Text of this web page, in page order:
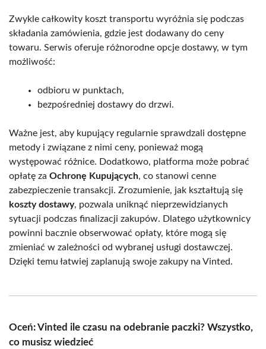
Zwykle całkowity koszt transportu wyróżnia się podczas
składania zamówienia, gdzie jest dodawany do ceny
towaru. Serwis oferuje różnorodne opcje dostawy, w tym
możliwość:
odbioru w punktach,
bezpośredniej dostawy do drzwi.
Ważne jest, aby kupujący regularnie sprawdzali dostępne
metody i związane z nimi ceny, ponieważ mogą
występować różnice. Dodatkowo, platforma może pobrać
opłatę za Ochronę Kupujących, co stanowi cenne
zabezpieczenie transakcji. Zrozumienie, jak kształtują się
koszty dostawy, pozwala uniknąć nieprzewidzianych
sytuacji podczas finalizacji zakupów. Dlatego użytkownicy
powinni bacznie obserwować opłaty, które mogą się
zmieniać w zależności od wybranej usługi dostawczej.
Dzięki temu łatwiej zaplanują swoje zakupy na Vinted.
Oceń: Vinted ile czasu na odebranie paczki? Wszystko,
co musisz wiedzieć